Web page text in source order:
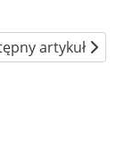
artykuł:
artykuł